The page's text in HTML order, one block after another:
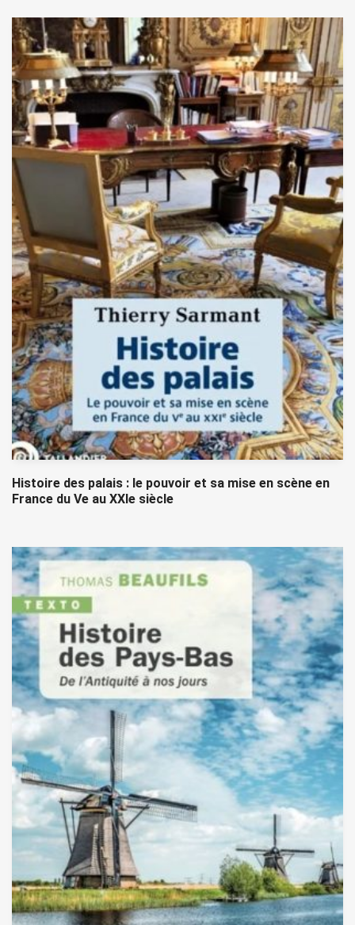
Histoire des palais : le pouvoir et sa mise en scène en
France du Ve au XXIe siècle